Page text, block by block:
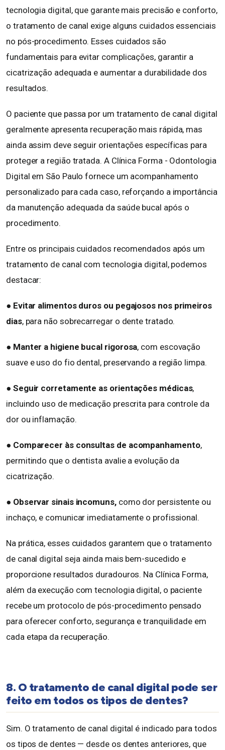
tecnologia digital, que garante mais precisão e conforto,
o tratamento de canal exige alguns cuidados essenciais
no pós-procedimento. Esses cuidados são
fundamentais para evitar complicações, garantir a
cicatrização adequada e aumentar a durabilidade dos
resultados.
O paciente que passa por um tratamento de canal digital
geralmente apresenta recuperação mais rápida, mas
ainda assim deve seguir orientações específicas para
proteger a região tratada. A Clínica Forma - Odontologia
Digital em São Paulo fornece um acompanhamento
personalizado para cada caso, reforçando a importância
da manutenção adequada da saúde bucal após o
procedimento.
Entre os principais cuidados recomendados após um
tratamento de canal com tecnologia digital, podemos
destacar:
● Evitar alimentos duros ou pegajosos nos primeiros
dias, para não sobrecarregar o dente tratado.
● Manter a higiene bucal rigorosa, com escovação
suave e uso do fio dental, preservando a região limpa.
● Seguir corretamente as orientações médicas,
incluindo uso de medicação prescrita para controle da
dor ou inflamação.
● Comparecer às consultas de acompanhamento,
permitindo que o dentista avalie a evolução da
cicatrização.
● Observar sinais incomuns, como dor persistente ou
inchaço, e comunicar imediatamente o profissional.
Na prática, esses cuidados garantem que o tratamento
de canal digital seja ainda mais bem-sucedido e
proporcione resultados duradouros. Na Clínica Forma,
além da execução com tecnologia digital, o paciente
recebe um protocolo de pós-procedimento pensado
para oferecer conforto, segurança e tranquilidade em
cada etapa da recuperação.
8. O tratamento de canal digital pode ser
feito em todos os tipos de dentes?
Sim. O tratamento de canal digital é indicado para todos
os tipos de dentes — desde os dentes anteriores, que